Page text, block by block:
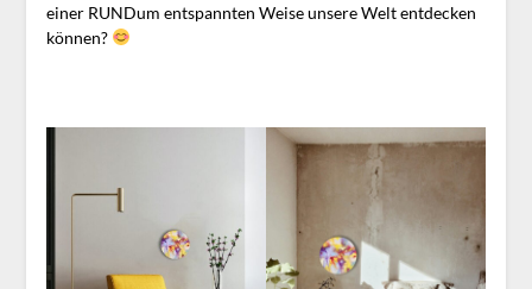
einer RUNDum entspannten Weise unsere Welt entdecken
können?